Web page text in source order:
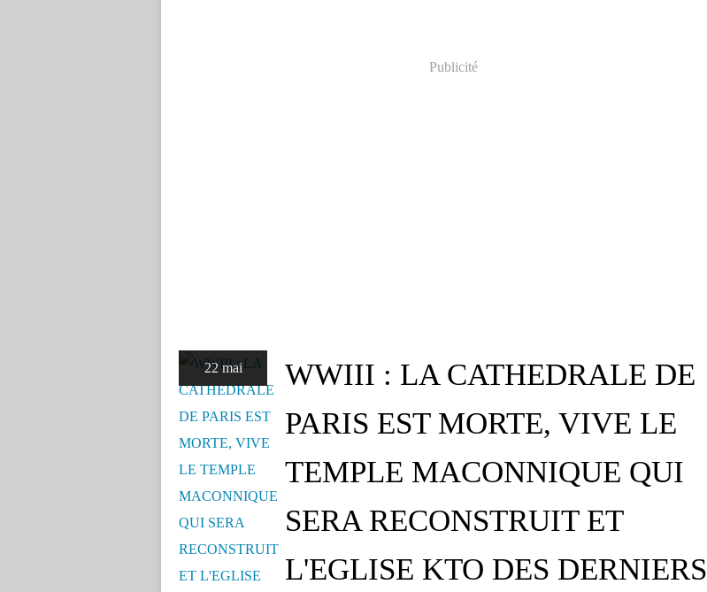
Publicité
22 mai
WWIII : LA CATHEDRALE DE
PARIS EST MORTE, VIVE LE
TEMPLE MACONNIQUE QUI
SERA RECONSTRUIT ET
L'EGLISE KTO DES DERNIERS